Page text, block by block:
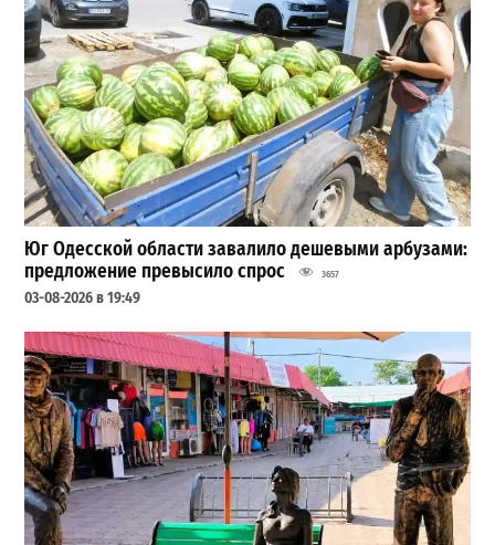
Юг Одесской области завалило дешевыми арбузами:
предложение превысило спрос
3657
03-08-2026 в 19:49